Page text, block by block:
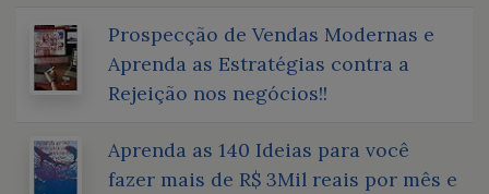
Prospecção de Vendas Modernas e
Aprenda as Estratégias contra a
Rejeição nos negócios!!
Aprenda as 140 Ideias para você
fazer mais de R$ 3Mil reais por mês e